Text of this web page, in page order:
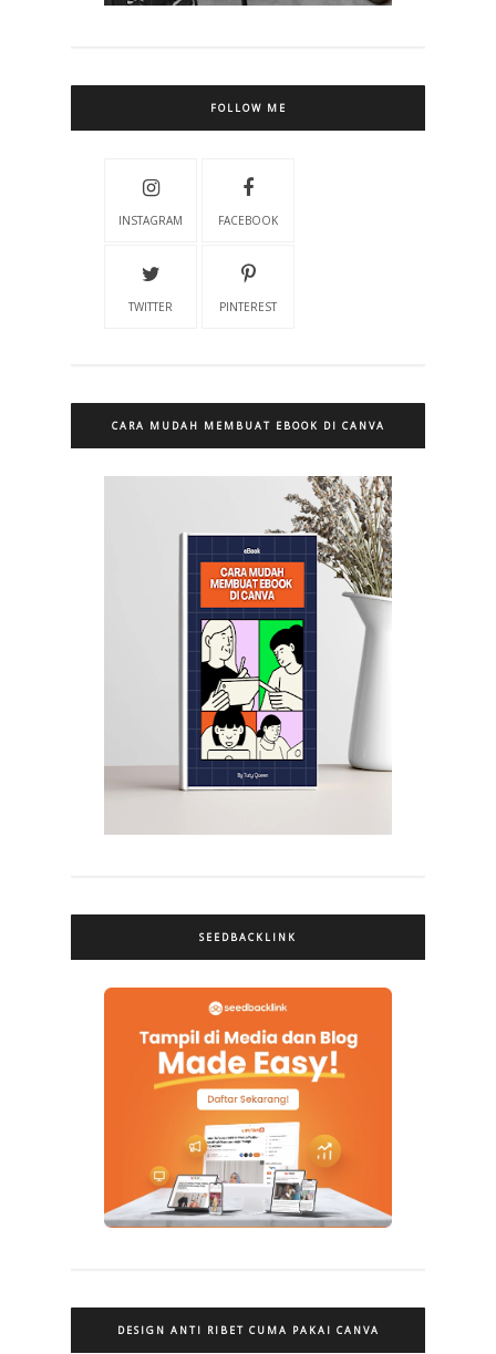
FOLLOW ME
INSTAGRAM FACEBOOK
TWITTER PINTEREST
CARA MUDAH MEMBUAT EBOOK DI CANVA
SEEDBACKLINK
DESIGN ANTI RIBET CUMA PAKAI CANVA